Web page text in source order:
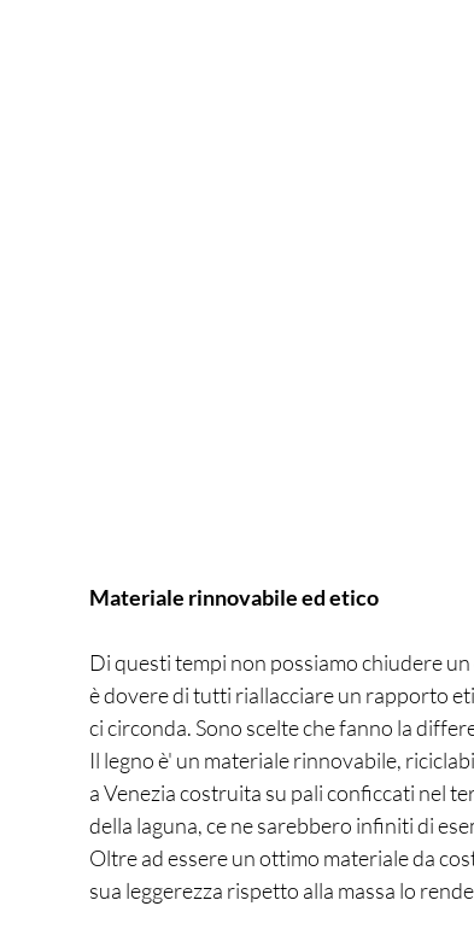
Materiale rinnovabile ed etico
Di questi tempi non possiamo chiudere
è dovere di tutti riallacciare un rapporto
ci circonda. Sono scelte che fanno la
Il legno è' un materiale rinnovabile,
a Venezia costruita su pali conficcati nel
della laguna, ce ne sarebbero infiniti di
Oltre ad essere un ottimo materiale da
sua leggerezza rispetto alla massa lo